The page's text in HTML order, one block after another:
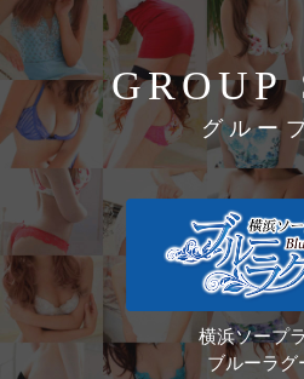
GROUP
グルー
横浜ソープ
ブルーラグ